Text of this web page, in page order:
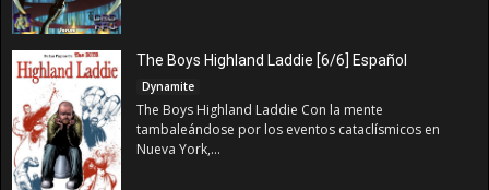
The Boys Highland Laddie [6/6] Español
Dynamite
The Boys Highland Laddie Con la mente
tambaleándose por los eventos cataclísmicos en
Nueva York,...